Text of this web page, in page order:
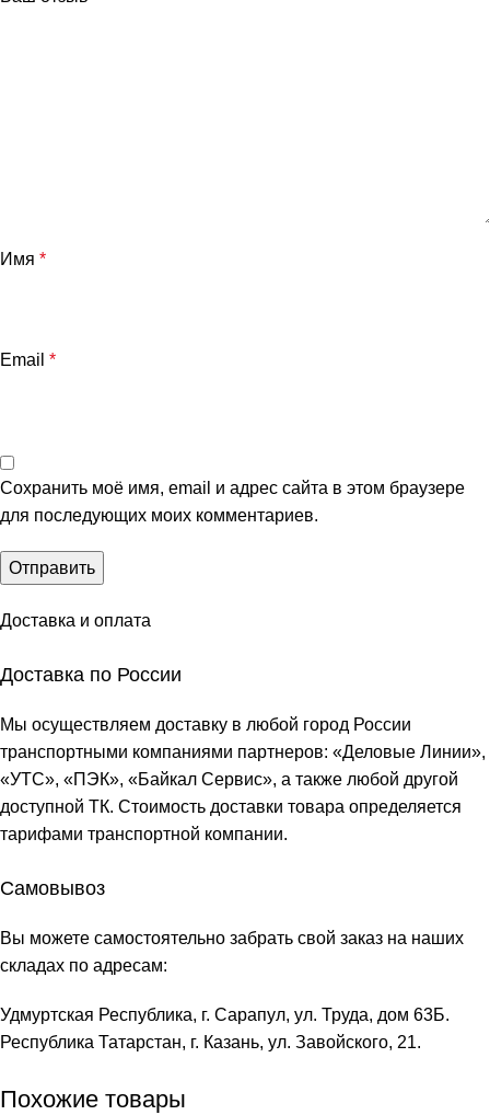
Имя *
Email *
Сохранить моё имя, email и адрес сайта в этом браузере
для последующих моих комментариев.
Доставка и оплата
Доставка по России
Мы осуществляем доставку в любой город России
транспортными компаниями партнеров: «Деловые Линии»,
«УТС», «ПЭК», «Байкал Сервис», а также любой другой
доступной ТК. Стоимость доставки товара определяется
тарифами транспортной компании.
Самовывоз
Вы можете самостоятельно забрать свой заказ на наших
складах по адресам:
Удмуртская Республика, г. Сарапул, ул. Труда, дом 63Б.
Республика Татарстан, г. Казань, ул. Завойского, 21.
Похожие товары